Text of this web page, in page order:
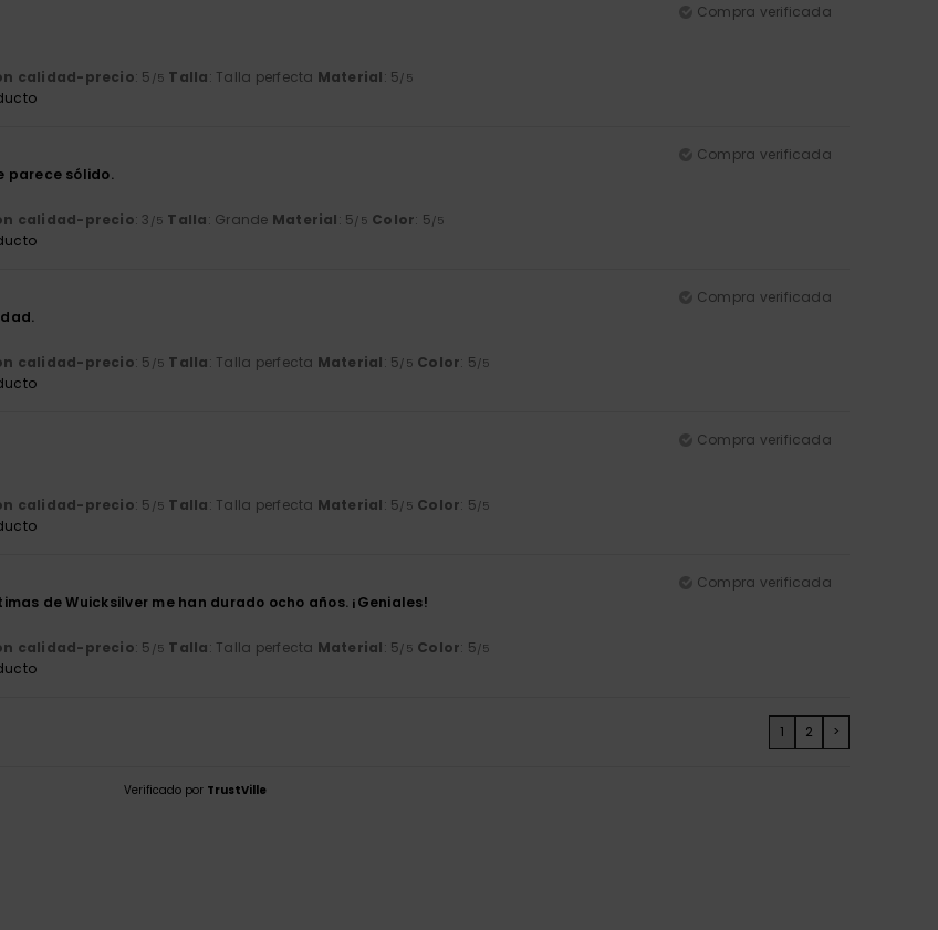
Compra verificada
calidad-precio: 5 /5 Talla: Talla perfecta Material: 5 /5
Compra verificada
parece sólido.
calidad-precio: 3 /5 Talla: Grande Material: 5 /5 Color: 5 /5
Compra verificada
calidad-precio: 5 /5 Talla: Talla perfecta Material: 5 /5 Color: 5 /5
Compra verificada
calidad-precio: 5 /5 Talla: Talla perfecta Material: 5 /5 Color: 5 /5
Compra verificada
de Wuicksilver me han durado ocho años. ¡Geniales!
calidad-precio: 5 /5 Talla: Talla perfecta Material: 5 /5 Color: 5 /5
1 2 >
Verificado por TrustVille